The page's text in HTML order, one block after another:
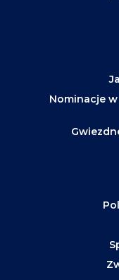
Nominacje